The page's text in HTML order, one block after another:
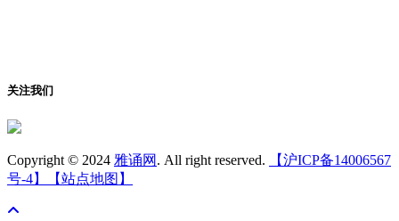
关注我们
Copyright © 2024 雅诵网 . All right reserved.
【沪ICP备14006567
号-4】
【站点地图】